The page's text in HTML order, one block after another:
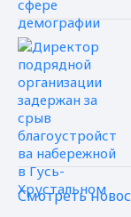
Смотреть